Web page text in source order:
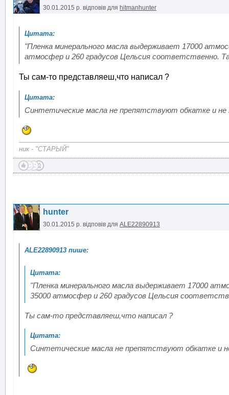
30.01.2015 р. відповів для hitmanhunter
"Пленка минерального масла выдерживает 17000
атмосфер и 260 градусов Цельсия соответственно.
Ты сам-то представляеш,что написал ?
Синтетические масла не препятствуют обкатке и не
ник - "СТАРЫЙ"
hunter
30.01.2015 р. відповів для ALE22890913
"Пленка минерального масла выдерживает 17000
35000 атмосфер и 260 градусов Цельсия
Ты сам-то представляеш,что написал ?
Синтетические масла не препятствуют обкатке и